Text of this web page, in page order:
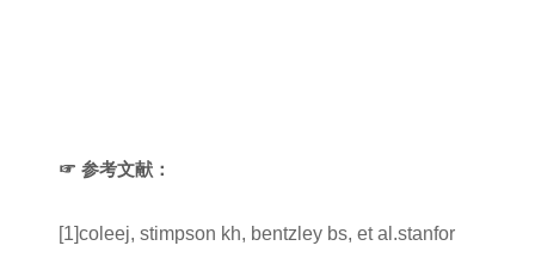
☞ 参考文献：
[1]coleej, stimpson kh, bentzley bs, et al.stanfor